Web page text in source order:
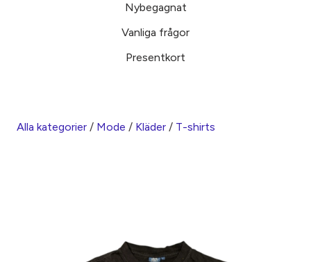
Nybegagnat
Vanliga frågor
Presentkort
Alla kategorier / Mode / Kläder / T-shirts